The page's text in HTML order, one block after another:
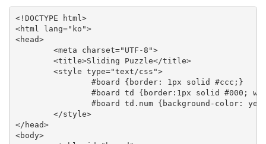
<!DOCTYPE html>
<html lang="ko">
<head>
</head>
<body>